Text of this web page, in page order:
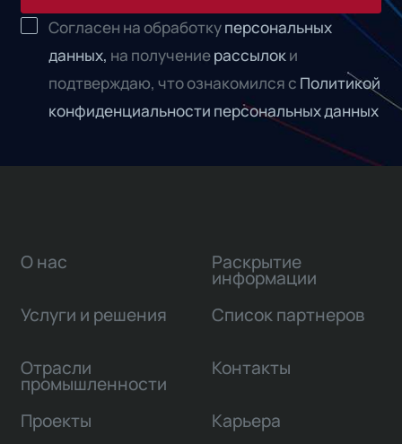
Согласен на обработкуперсональных
данных, на получениерассылоки
подтверждаю, что ознакомился с Политикой
конфиденциальности персональных данных
О нас
Услуги и решения
Отрасли
промышленности
Проекты
Раскрытие
информации
Список партнеров
Контакты
Карьера